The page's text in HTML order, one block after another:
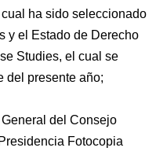
ha sido seleccionado
y el Estado de Derecho
Studies, el cual se
del presente año;
del Consejo
Fotocopia